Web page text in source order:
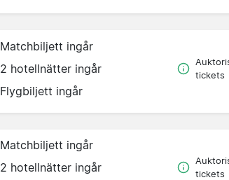
Matchbiljett ingår
2 hotellnätter ingår
Flygbiljett ingår
tickets
Matchbiljett ingår
2 hotellnätter ingår
tickets